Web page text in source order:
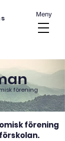
Meny
förening
förening